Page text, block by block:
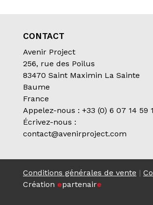
CONTACT
Avenir Project
256, rue des Poilus
83470 Saint Maximin La Sainte
Baume
France
Appelez-nous : +33 (0) 6 07 14 59
Écrivez-nous :
contact@avenirproject.com
Conditions générales de vente |
Création epartenaire